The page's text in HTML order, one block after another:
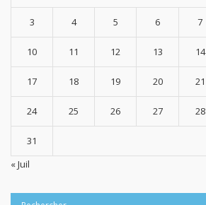
3 4 5 6 7
10 11 12 13 14
17 18 19 20 21
24 25 26 27 28
31
« Juil